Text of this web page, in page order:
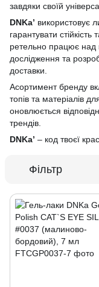
завдяки своїй
DNKa’ використовує
гарантувати
ретельно працює над
дослідження та
доставки.
Асортимент бренду
топів та матеріалів
оновлюється
трендів.
DNKa’ – код твоєї
Фільтр